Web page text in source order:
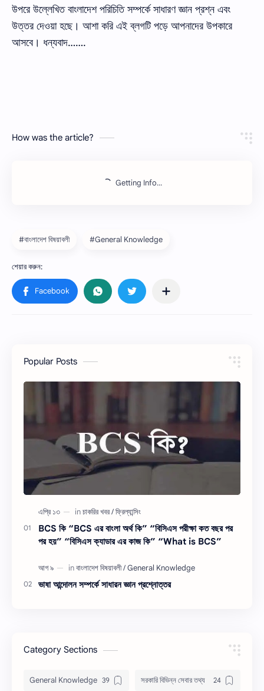
উপরে উল্লেখিত বাংলাদেশ পরিচিতি সম্পর্কে সাধারণ জ্ঞান প্রশ্ন এবং
উত্তর দেওয়া হছে। আশা করি এই ব্লগটি পড়ে আপনাদের উপকারে
আসবে। ধন্যবাদ…….
Getting Info...
#বাংলাদেশ বিষয়াবলী #General Knowledge
Popular Posts
BCS কি “BCS এর বাংলা অর্থ কি” “বিসিএস পরীক্ষা কত বছর পর
পর হয়” “বিসিএস ক্যাডার এর কাজ কি” “What is BCS”
ভাষা আন্দোলন সম্পর্কে সাধারন জ্ঞান প্রশ্নোত্তর
Category Sections
General Knowledge সরকারি বিভিন্ন সেবার তথ্য